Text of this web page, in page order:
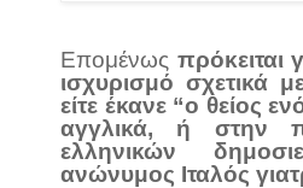
Επομένως πρόκειται
ισχυρισμό σχετικά
είτε έκανε “ο θείος
αγγλικά, ή στην
ελληνικών
ανώνυμος Ιταλός